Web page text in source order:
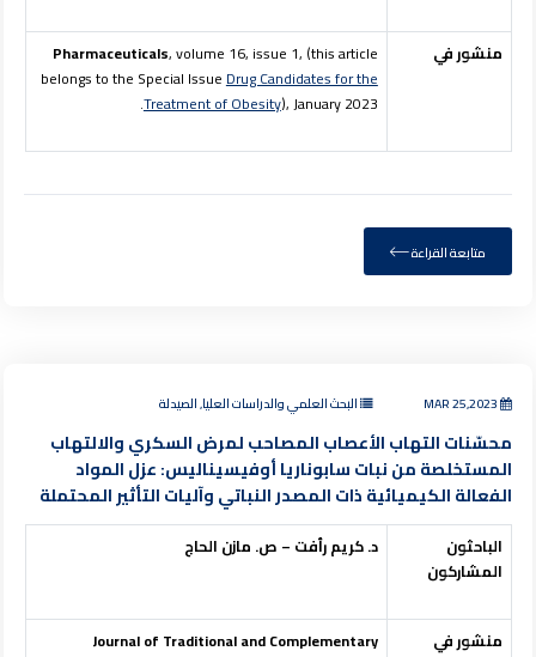
منشور في Pharmaceuticals, volume 16, issue 1, (this article
belongs to the Special IssueDrug Candidates for the
Treatment of Obesity), January 2023.
متابعة القراءة
البحث العلمي والدراسات العليا, الصيدلة
محسّنات التهاب الأعصاب المصاحب لمرض السكري والالتهاب
المستخلصة من نبات سابوناريا أوفيسيناليس: عزل المواد
الفعالة الكيميائية ذات المصدر النباتي وآليات التأثير المحتملة
الباحثون
المشاركون
د. كريم رأفت – ص. مازن الحاج
منشور في
Journal of Traditional and Complementary